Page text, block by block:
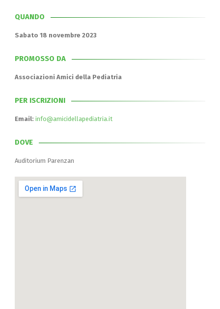
QUANDO
Sabato 18 novembre 2023
PROMOSSO DA
Associazioni Amici della Pediatria
PER ISCRIZIONI
Email: info@amicidellapediatria.it
DOVE
Auditorium Parenzan